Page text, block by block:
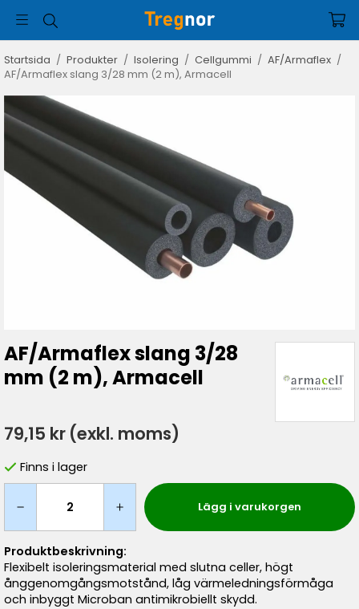
Startsida / Produkter / Isolering / Cellgummi / AF/Armaflex /
AF/Armaflex slang 3/28 mm (2 m), Armacell
AF/Armaflex slang 3/28
mm (2 m), Armacell
79,15 kr (exkl. moms)
Finns i lager
Lägg i varukorgen
Produktbeskrivning:
Flexibelt isoleringsmaterial med slutna celler, högt
ånggenomgångsmotstånd, låg värmeledningsförmåga
och inbyggt Microban antimikrobiellt skydd.